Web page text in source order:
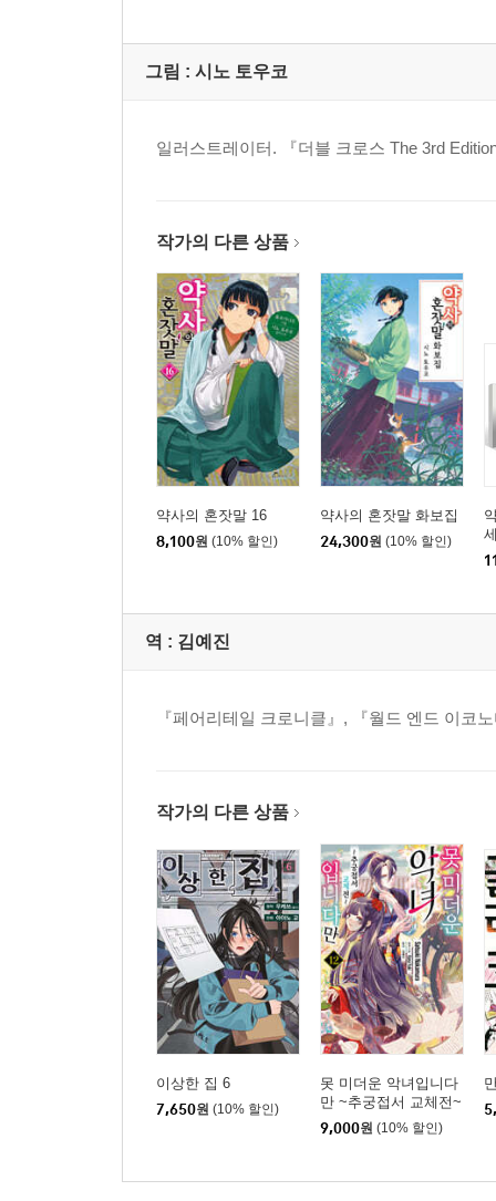
그림 : 시노 토우코
일러스트레이터. 『더블 크로스 The 3rd
작가의 다른 상품
약사의 혼잣말 16
8,100원 (10% 할인)
약사의 혼잣말 화보집
24,300원 (10% 할인)
역 : 김예진
『페어리테일 크로니클』, 『월드 엔드 이코
작가의 다른 상품
이상한 집 6
7,650원 (10% 할인)
못 미더운 악녀입니다
만 ~추궁접서 교체전~
12
9,000원 (10% 할인)